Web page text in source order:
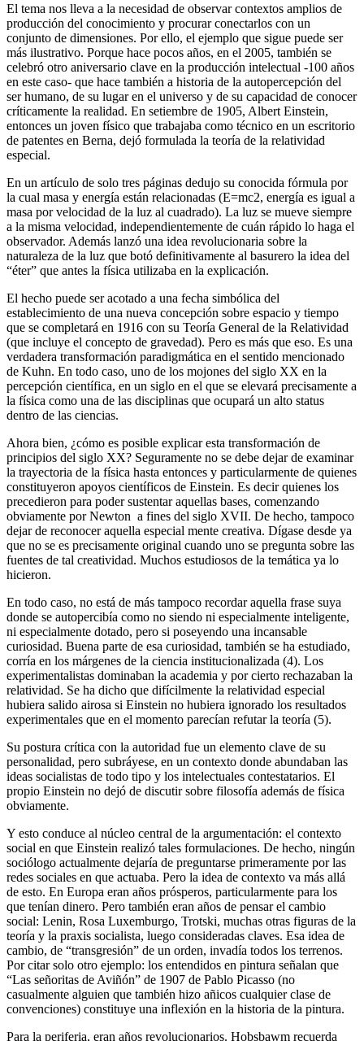
El tema nos lleva a la necesidad de observar contextos amplios de
producción del conocimiento y procurar conectarlos con un
conjunto de dimensiones. Por ello, el ejemplo que sigue puede ser
más ilustrativo. Porque hace pocos años, en el 2005, también se
celebró otro aniversario clave en la producción intelectual -100 años
en este caso- que hace también a historia de la autopercepción del
ser humano, de su lugar en el universo y de su capacidad de conocer
críticamente la realidad. En setiembre de 1905, Albert Einstein,
entonces un joven físico que trabajaba como técnico en un escritorio
de patentes en Berna, dejó formulada la teoría de la relatividad
especial.
En un artículo de solo tres páginas dedujo su conocida fórmula por
la cual masa y energía están relacionadas (E=mc2, energía es igual a
masa por velocidad de la luz al cuadrado). La luz se mueve siempre
a la misma velocidad, independientemente de cuán rápido lo haga el
observador. Además lanzó una idea revolucionaria sobre la
naturaleza de la luz que botó definitivamente al basurero la idea del
“éter” que antes la física utilizaba en la explicación.
El hecho puede ser acotado a una fecha simbólica del
establecimiento de una nueva concepción sobre espacio y tiempo
que se completará en 1916 con su Teoría General de la Relatividad
(que incluye el concepto de gravedad). Pero es más que eso. Es una
verdadera transformación paradigmática en el sentido mencionado
de Kuhn. En todo caso, uno de los mojones del siglo XX en la
percepción científica, en un siglo en el que se elevará precisamente a
la física como una de las disciplinas que ocupará un alto status
dentro de las ciencias.
Ahora bien, ¿cómo es posible explicar esta transformación de
principios del siglo XX? Seguramente no se debe dejar de examinar
la trayectoria de la física hasta entonces y particularmente de quienes
constituyeron apoyos científicos de Einstein. Es decir quienes los
precedieron para poder sustentar aquellas bases, comenzando
obviamente por Newton a fines del siglo XVII. De hecho, tampoco
dejar de reconocer aquella especial mente creativa. Dígase desde ya
que no se es precisamente original cuando uno se pregunta sobre las
fuentes de tal creatividad. Muchos estudiosos de la temática ya lo
hicieron.
En todo caso, no está de más tampoco recordar aquella frase suya
donde se autopercibía como no siendo ni especialmente inteligente,
ni especialmente dotado, pero si poseyendo una incansable
curiosidad. Buena parte de esa curiosidad, también se ha estudiado,
corría en los márgenes de la ciencia institucionalizada (4). Los
experimentalistas dominaban la academia y por cierto rechazaban la
relatividad. Se ha dicho que difícilmente la relatividad especial
hubiera salido airosa si Einstein no hubiera ignorado los resultados
experimentales que en el momento parecían refutar la teoría (5).
Su postura crítica con la autoridad fue un elemento clave de su
personalidad, pero subráyese, en un contexto donde abundaban las
ideas socialistas de todo tipo y los intelectuales contestatarios. El
propio Einstein no dejó de discutir sobre filosofía además de física
obviamente.
Y esto conduce al núcleo central de la argumentación: el contexto
social en que Einstein realizó tales formulaciones. De hecho, ningún
sociólogo actualmente dejaría de preguntarse primeramente por las
redes sociales en que actuaba. Pero la idea de contexto va más allá
de esto. En Europa eran años prósperos, particularmente para los
que tenían dinero. Pero también eran años de pensar el cambio
social: Lenin, Rosa Luxemburgo, Trotski, muchas otras figuras de la
teoría y la praxis socialista, luego consideradas claves. Esa idea de
cambio, de “transgresión” de un orden, invadía todos los terrenos.
Por citar solo otro ejemplo: los entendidos en pintura señalan que
“Las señoritas de Aviñón” de 1907 de Pablo Picasso (no
casualmente alguien que también hizo añicos cualquier clase de
convenciones) constituye una inflexión en la historia de la pintura.
Para la periferia, eran años revolucionarios. Hobsbawm recuerda